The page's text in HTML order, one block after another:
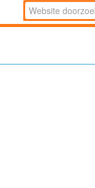
Zoek
Geavanceerd